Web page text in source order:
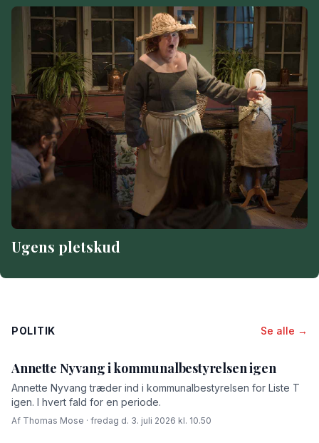
Ugens pletskud
POLITIK Se alle →
Annette Nyvang i kommunalbestyrelsen igen
Annette Nyvang træder ind i kommunalbestyrelsen for Liste T
igen. I hvert fald for en periode.
Af Thomas Mose · fredag d. 3. juli 2026 kl. 10.50